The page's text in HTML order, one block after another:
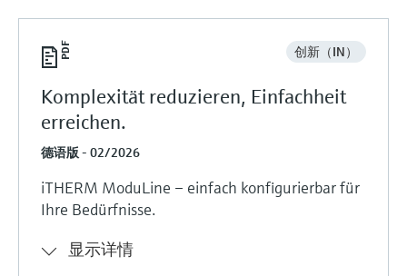
创新（IN）
Komplexität reduzieren, Einfachheit
erreichen.
德语版 - 02/2026
iTHERM ModuLine – einfach konfigurierbar für
Ihre Bedürfnisse.
显示详情